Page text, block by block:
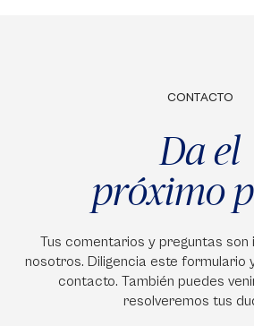
CONTACTO
Da el
próximo
Tus comentarios y preguntas
nosotros. Diligencia este formulario
contacto. También puedes
resolveremos tus